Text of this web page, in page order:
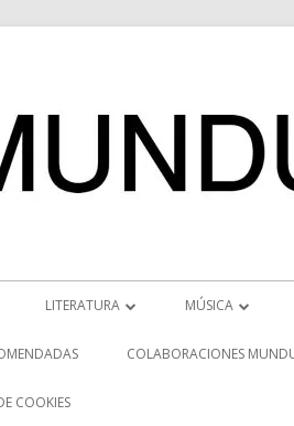
LITERATURA
RESEÑAS
NOVEDADES
MÚSICA
NOTICIAS
COLABORACIONES
COOKIES